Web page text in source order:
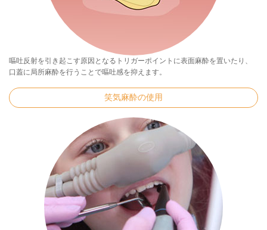
嘔吐反射を引き起こす原因となるトリガーポイントに表面麻酔を置いたり、
口蓋に局所麻酔を行うことで嘔吐感を抑えます。
笑気麻酔の使用